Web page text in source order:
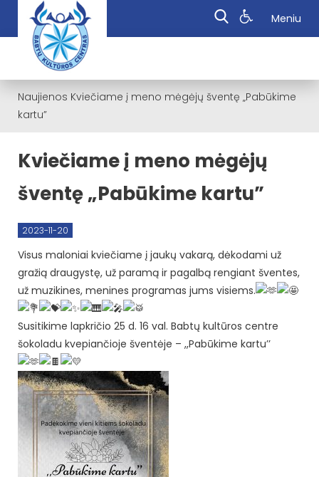
Meniu
Naujienos Kviečiame į meno mėgėjų šventę „Pabūkime
kartu”
Kviečiame į meno mėgėjų
šventę „Pabūkime kartu”
2023-11-20
Visus maloniai kviečiame į jaukų vakarą, dėkodami už
gražią draugystę, už paramą ir pagalbą rengiant šventes,
už muzikines, menines programas jums visiems.
Susitikime lapkričio 25 d. 16 val. Babtų kultūros centre
šokoladu kvepiančioje šventėje – ,,Pabūkime kartu’’